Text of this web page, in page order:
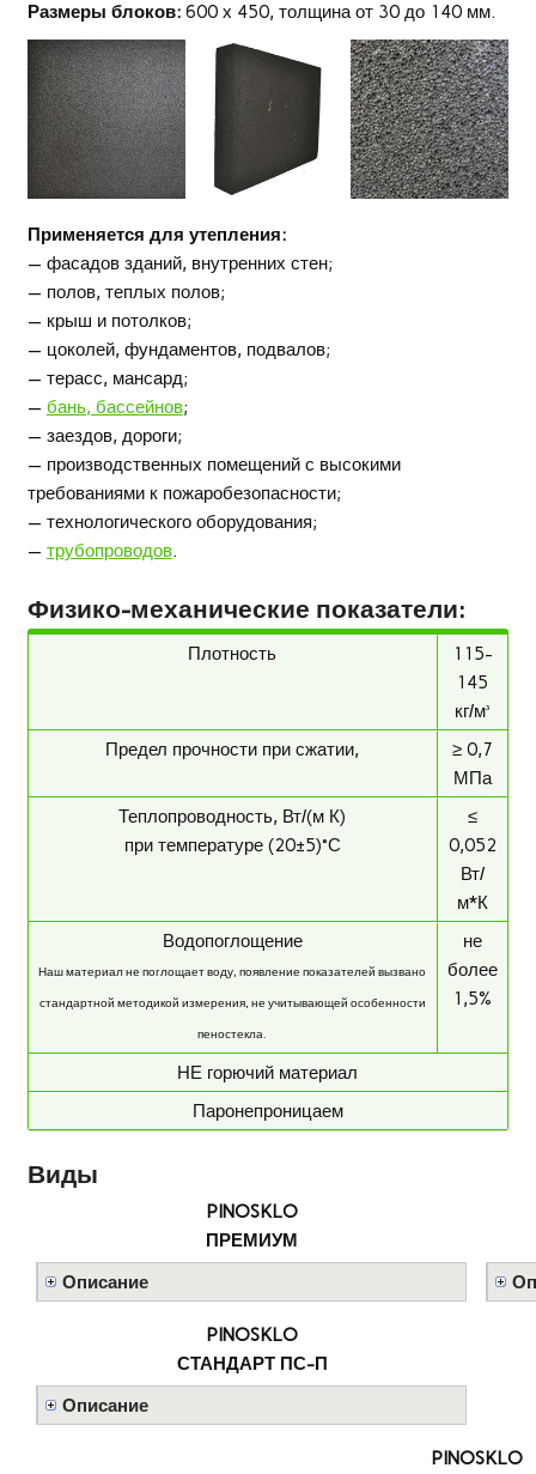
Размеры блоков:600 х 450, толщина от 30 до 140 мм.
Применяется для утепления:
— фасадов зданий, внутренних стен;
— полов, теплых полов;
— крыш и потолков;
— цоколей, фундаментов, подвалов;
— терасс, мансард;
— бань, бассейнов;
— заездов, дороги;
— производственных помещений с высокими
требованиями к пожаробезопасности;
— технологического оборудования;
— трубопроводов.
Физико-механические показатели:
Плотность
115-
145
кг/м³
Предел прочности при сжатии,
≥ 0,7
МПа
Теплопроводность, Вт/(м К)
при температуре (20±5)°С
≤
0,052
Вт/
м*К
Водопоглощение
Наш материал не поглощает воду, появление показателей вызвано
стандартной методикой измерения, не учитывающей особенности
пеностекла.
не
более
1,5%
НЕ горючий материал
Паронепроницаем
Виды
PINOSKLO
ПРЕМИУМ
Описание
PINOSKLO
СТАНДАРТ ПС-П
Описание
PINOSKLO